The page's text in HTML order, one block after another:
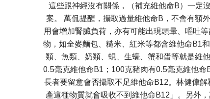
這些跟神經沒有關係，（補充維他命B）一定
案。 萬侃提醒，攝取過量維他命B，不會有額
用會增加腎臟負荷，亦有可能出現頭暈、嘔吐
物，如全麥麵包、糙米、紅米等都含維他命B1
類、魚類、奶類、蜆、生蠔、蟹和蛋等就是維
0.5毫克維他命B1；100克豬肉有0.5毫克維他
長者要留意會否攝取不足維他命B12。林健偉
產這種物質就會吸收不到維他命B12」。另外